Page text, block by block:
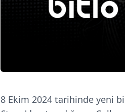
8 Ekim 2024 tarihinde yeni